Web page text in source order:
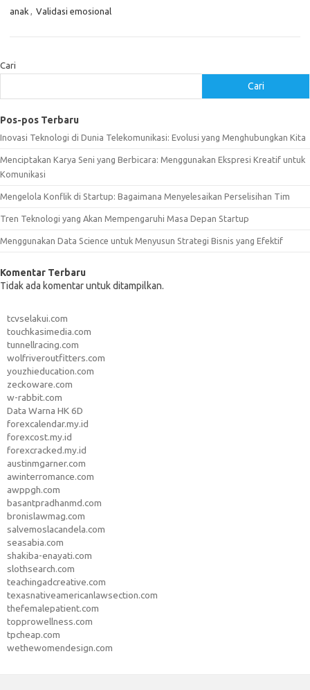
anak , Validasi emosional
Cari
Cari
Pos-pos Terbaru
Inovasi Teknologi di Dunia Telekomunikasi: Evolusi yang Menghubungkan Kita
Menciptakan Karya Seni yang Berbicara: Menggunakan Ekspresi Kreatif untuk
Komunikasi
Mengelola Konflik di Startup: Bagaimana Menyelesaikan Perselisihan Tim
Tren Teknologi yang Akan Mempengaruhi Masa Depan Startup
Menggunakan Data Science untuk Menyusun Strategi Bisnis yang Efektif
Komentar Terbaru
Tidak ada komentar untuk ditampilkan.
tcvselakui.com
touchkasimedia.com
tunnellracing.com
wolfriveroutfitters.com
youzhieducation.com
zeckoware.com
w-rabbit.com
Data Warna HK 6D
forexcalendar.my.id
forexcost.my.id
forexcracked.my.id
austinmgarner.com
awinterromance.com
awppgh.com
basantpradhanmd.com
bronislawmag.com
salvemoslacandela.com
seasabia.com
shakiba-enayati.com
slothsearch.com
teachingadcreative.com
texasnativeamericanlawsection.com
thefemalepatient.com
topprowellness.com
tpcheap.com
wethewomendesign.com